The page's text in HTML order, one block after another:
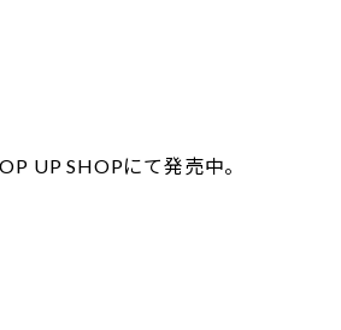
UP SHOPにて発売中。